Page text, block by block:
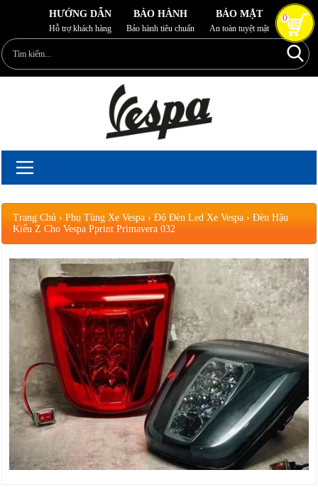
0
HƯỚNG DẪN
Hỗ trợ khách hàng
BẢO HÀNH
Bảo hành tiêu chuẩn
BẢO MẬT
An toàn tuyệt mật
Trang Chủ ›Phụ Tùng Xe Vespa ›Độ Đèn Led Xe Vespa ›Đèn Hậu
Kiểu Z Cho Vespa Pprint Primavera 032